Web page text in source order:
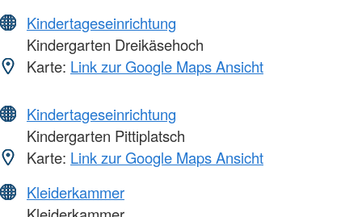
Kindertageseinrichtung
Kindergarten Dreikäsehoch
Karte: Link zur Google Maps Ansicht
Kindertageseinrichtung
Kindergarten Pittiplatsch
Karte: Link zur Google Maps Ansicht
Kleiderkammer